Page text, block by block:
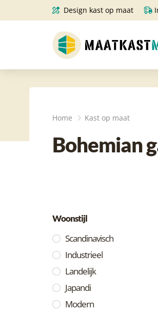
Home Kast op maat
Bohemian
Woonstijl
Scandinavisch
Industrieel
Landelijk
Japandi
Modern
Design kast op maat